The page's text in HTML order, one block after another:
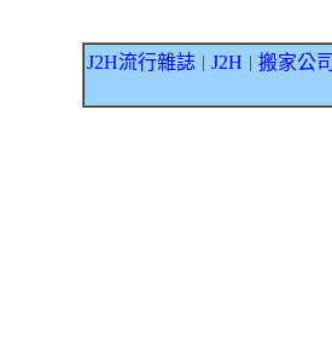
J2H流行雜誌｜ J2H 搬家公司